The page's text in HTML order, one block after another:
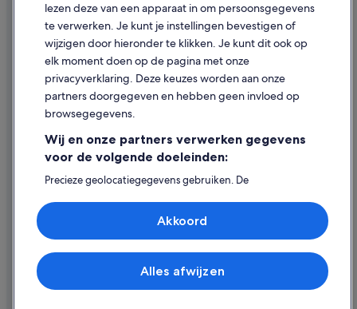
Juridische informatie/Contact
Inhoudsrichtlijnen en inhoud rapporteren
Hulp
Contact
Restitutieproces en tijdsbestek
Boek een vlucht met airlinetegoed
Internationale reisdocumenten
© 2026 Expedia, Inc. - een bedrijf van Expedia Group. Alle rechten
voorbehouden. Expedia en het Expedia-logo zijn handelsmerken of
lezen deze van een apparaat in om persoonsgegevens
te verwerken. Je kunt je instellingen bevestigen of
wijzigen door hieronder te klikken. Je kunt dit ook op
elk moment doen op de pagina met onze
privacyverklaring. Deze keuzes worden aan onze
partners doorgegeven en hebben geen invloed op
browsegegevens.
Wij en onze partners verwerken gegevens
voor de volgende doeleinden:
Precieze geolocatiegegevens gebruiken. De
Informatie op een apparaat opslaan en/of openen.
Gepersonaliseerde advertenties en content, advertentie-
en contentmetingen, doelgroepenonderzoek en
Partnerlijst (derden)Alles afwijzen
Akkoord